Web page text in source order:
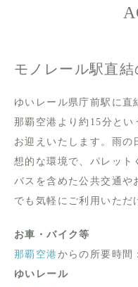
モノレール駅直
ゆいレール県庁前駅に直
那覇空港より約15分と
お迎えいたします。雨の
想的な環境で、パレット
バスを含めた公共交通や
でも気軽にご利用いただ
お車・バイク等
那覇空港からの所要時間
ゆいレール